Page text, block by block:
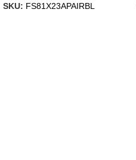
SKU: FS81X23APAIRBL